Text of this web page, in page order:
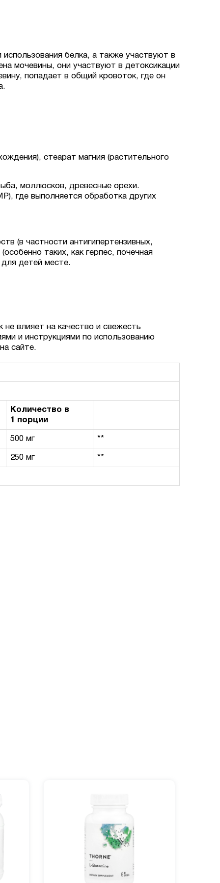
белка, а также участвуют в
мочевины, они участвуют в детоксикации
попадает в общий кровоток, где он
стеарат магния (растительного
моллюсков, древесные орехи.
где выполняется обработка других
(в частности антигипертензивных,
таких, как герпес, почечная
для детей месте.
влияет на качество и свежесть
и инструкциями по использованию
сайте.
Количество в
1 порции
500 мг **
250 мг **